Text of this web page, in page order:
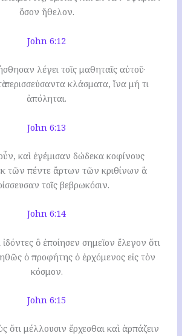
ὅσον ἤθελον.
John 6:12
λέγει τοῖς μαθηταῖς αὐτοῦ·
περισσεύσαντα κλάσματα, ἵνα μή τι
ἀπόληται.
John 6:13
καὶ ἐγέμισαν δώδεκα κοφίνους
τῶν πέντε ἄρτων τῶν κριθίνων ἃ
τοῖς βεβρωκόσιν.
John 6:14
ὃ ἐποίησεν σημεῖον ἔλεγον ὅτι
ὁ προφήτης ὁ ἐρχόμενος εἰς τὸν
κόσμον.
John 6:15
ὅτι μέλλουσιν ἔρχεσθαι καὶ ἁρπάζειν